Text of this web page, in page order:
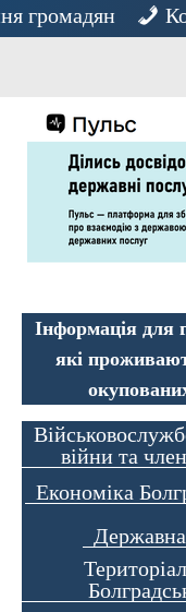
громадян
Інформація для
які
війни та
Економіка